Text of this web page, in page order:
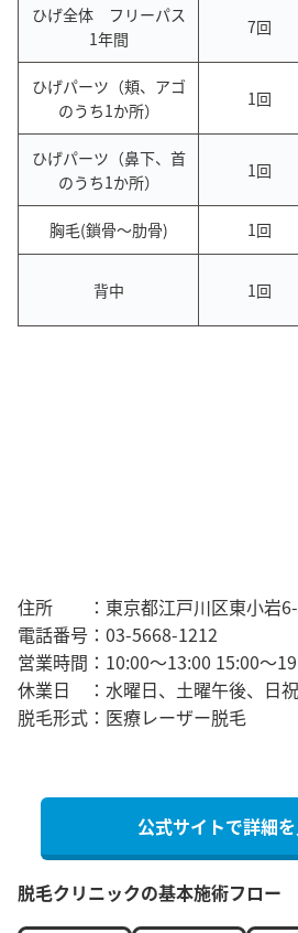
ひげ全体 フリーパス
1年間
7回
ひげパーツ（頬、アゴ
のうち1か所）
1回
ひげパーツ（鼻下、首
のうち1か所）
1回
胸毛(鎖骨～肋骨) 1回
背中 1回
住所 ： 東京都江戸川区東小岩
電話番号： 03-5668-1212
営業時間： 10:00～13:00 15:00～
休業日 ： 水曜日、土曜午後、日祝
脱毛形式： 医療レーザー脱毛
公式サイトで詳細
脱毛クリニックの基本施術フロー